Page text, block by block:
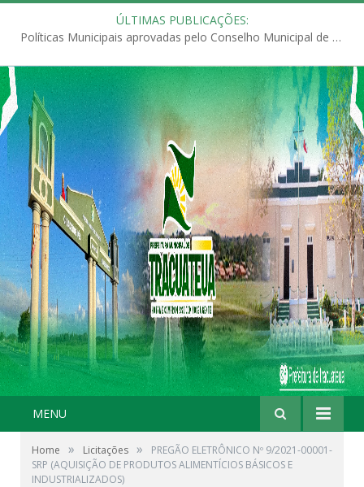
ÚLTIMAS PUBLICAÇÕES:
Políticas Municipais aprovadas pelo Conselho Municipal de Educação (CME)
MENU
Home » Licitações »
PREGÃO ELETRÔNICO Nº 9/2021-00001-
SRP (AQUISIÇÃO DE PRODUTOS ALIMENTÍCIOS BÁSICOS E
INDUSTRIALIZADOS)